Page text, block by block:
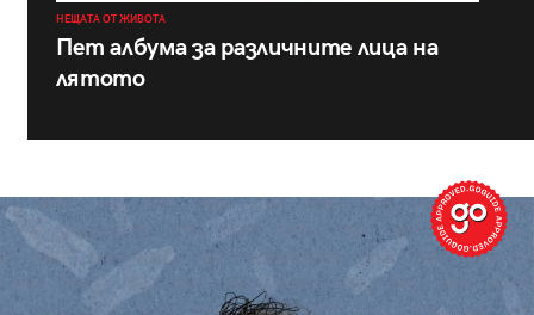
НЕЩАТА ОТ ЖИВОТА
Пет албума за различните лица на
лятото